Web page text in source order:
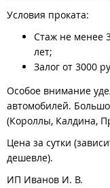
Условия проката:
Стаж не менее
лет;
Залог от 3000
Особое внимание
автомобилей.
(Короллы, Калдина,
Цена за сутки
дешевле).
ИП Иванов И. В.